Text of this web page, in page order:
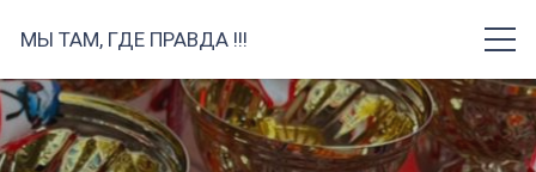
МЫ ТАМ, ГДЕ ПРАВДА !!!